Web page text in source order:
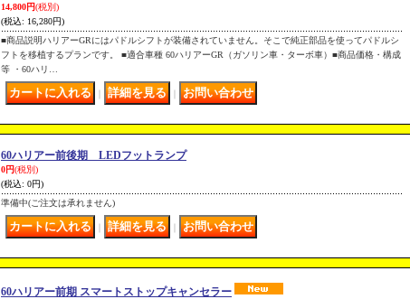
14,800円(税別)
(税込: 16,280円)
■商品説明ハリアーGRにはパドルシフトが装備されていません。そこで純正部品を使ってパドルシ
フトを移植するプランです。 ■適合車種 60ハリアーGR（ガソリン車・ターボ車）■商品価格・構成
等 ・60ハリ…
60ハリアー前後期 LEDフットランプ
0円(税別)
(税込: 0円)
準備中(ご注文は承れません)
60ハリアー前期 スマートストップキャンセラー